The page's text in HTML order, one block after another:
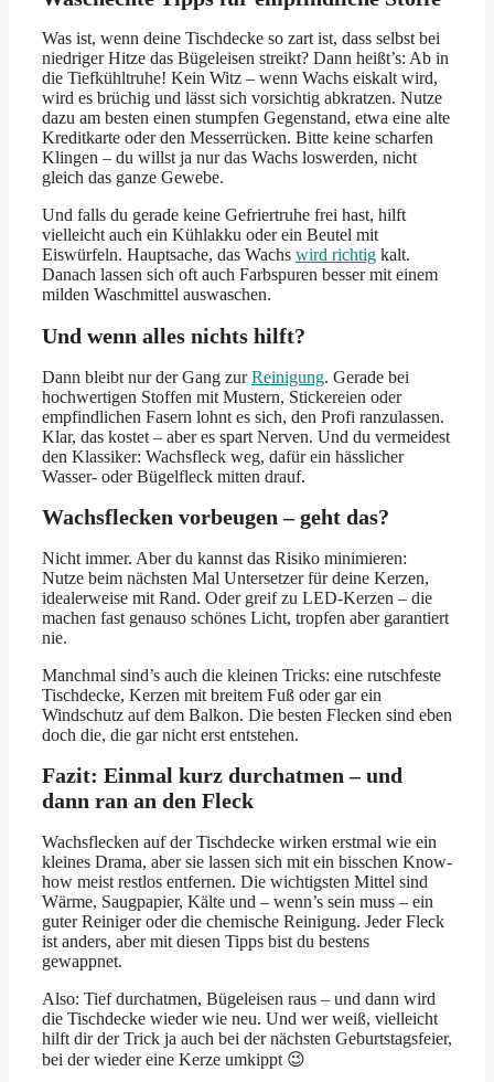
Was ist, wenn deine Tischdecke so zart ist, dass selbst bei
niedriger Hitze das Bügeleisen streikt? Dann heißt’s: Ab in
die Tiefkühltruhe! Kein Witz – wenn Wachs eiskalt wird,
wird es brüchig und lässt sich vorsichtig abkratzen. Nutze
dazu am besten einen stumpfen Gegenstand, etwa eine alte
Kreditkarte oder den Messerrücken. Bitte keine scharfen
Klingen – du willst ja nur das Wachs loswerden, nicht
gleich das ganze Gewebe.
Und falls du gerade keine Gefriertruhe frei hast, hilft
vielleicht auch ein Kühlakku oder ein Beutel mit
Eiswürfeln. Hauptsache, das Wachs wird richtig kalt.
Danach lassen sich oft auch Farbspuren besser mit einem
milden Waschmittel auswaschen.
Und wenn alles nichts hilft?
Dann bleibt nur der Gang zurReinigung. Gerade bei
hochwertigen Stoffen mit Mustern, Stickereien oder
empfindlichen Fasern lohnt es sich, den Profi ranzulassen.
Klar, das kostet – aber es spart Nerven. Und du vermeidest
den Klassiker: Wachsfleck weg, dafür ein hässlicher
Wasser- oder Bügelfleck mitten drauf.
Wachsflecken vorbeugen – geht das?
Nicht immer. Aber du kannst das Risiko minimieren:
Nutze beim nächsten Mal Untersetzer für deine Kerzen,
idealerweise mit Rand. Oder greif zu LED-Kerzen – die
machen fast genauso schönes Licht, tropfen aber garantiert
nie.
Manchmal sind’s auch die kleinen Tricks: eine rutschfeste
Tischdecke, Kerzen mit breitem Fuß oder gar ein
Windschutz auf dem Balkon. Die besten Flecken sind eben
doch die, die gar nicht erst entstehen.
Fazit: Einmal kurz durchatmen – und
dann ran an den Fleck
Wachsflecken auf der Tischdecke wirken erstmal wie ein
kleines Drama, aber sie lassen sich mit ein bisschen Know-
how meist restlos entfernen. Die wichtigsten Mittel sind
Wärme, Saugpapier, Kälte und – wenn’s sein muss – ein
guter Reiniger oder die chemische Reinigung. Jeder Fleck
ist anders, aber mit diesen Tipps bist du bestens
gewappnet.
Also: Tief durchatmen, Bügeleisen raus – und dann wird
die Tischdecke wieder wie neu. Und wer weiß, vielleicht
hilft dir der Trick ja auch bei der nächsten Geburtstagsfeier,
bei der wieder eine Kerze umkippt 😉